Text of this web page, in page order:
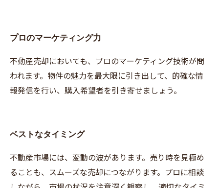
プロのマーケティング力
不動産売却においても、プロのマーケティング技術が問
われます。物件の魅力を最大限に引き出して、的確な情
報発信を行い、購入希望者を引き寄せましょう。
ベストなタイミング
不動産市場には、変動の波があります。売り時を見極め
ることも、スムーズな売却につながります。プロに相談